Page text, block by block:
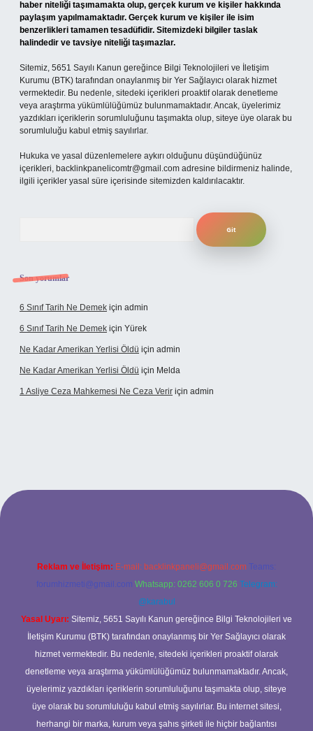
haber niteliği taşımamakta olup, gerçek kurum ve kişiler hakkında
paylaşım yapılmamaktadır. Gerçek kurum ve kişiler ile isim
benzerlikleri tamamen tesadüfidir. Sitemizdeki bilgiler taslak
halindedir ve tavsiye niteliği taşımazlar.
Sitemiz, 5651 Sayılı Kanun gereğince Bilgi Teknolojileri ve İletişim
Kurumu (BTK) tarafından onaylanmış bir Yer Sağlayıcı olarak hizmet
vermektedir. Bu nedenle, sitedeki içerikleri proaktif olarak denetleme
veya araştırma yükümlülüğümüz bulunmamaktadır. Ancak, üyelerimiz
yazdıkları içeriklerin sorumluluğunu taşımakta olup, siteye üye olarak bu
sorumluluğu kabul etmiş sayılırlar.
Hukuka ve yasal düzenlemelere aykırı olduğunu düşündüğünüz
içerikleri, backlinkpanelicomtr@gmail.com adresine bildirmeniz halinde,
ilgili içerikler yasal süre içerisinde sitemizden kaldırılacaktır.
Son yorumlar
6 Sınıf Tarih Ne Demek için admin
6 Sınıf Tarih Ne Demek için Yürek
Ne Kadar Amerikan Yerlisi Öldü için admin
Ne Kadar Amerikan Yerlisi Öldü için Melda
1 Asliye Ceza Mahkemesi Ne Ceza Verir için admin
Reklam ve İletişim: E-mail: backlinkpaneli@gmail.com Teams:
forumhizmeti@gmail.com Whatsapp: 0262 606 0 726 Telegram:
@karabul
Yasal Uyarı: Sitemiz, 5651 Sayılı Kanun gereğince Bilgi Teknolojileri ve
İletişim Kurumu (BTK) tarafından onaylanmış bir Yer Sağlayıcı olarak
hizmet vermektedir. Bu nedenle, sitedeki içerikleri proaktif olarak
denetleme veya araştırma yükümlülüğümüz bulunmamaktadır. Ancak,
üyelerimiz yazdıkları içeriklerin sorumluluğunu taşımakta olup, siteye
üye olarak bu sorumluluğu kabul etmiş sayılırlar. Bu internet sitesi,
herhangi bir marka, kurum veya şahıs şirketi ile hiçbir bağlantısı